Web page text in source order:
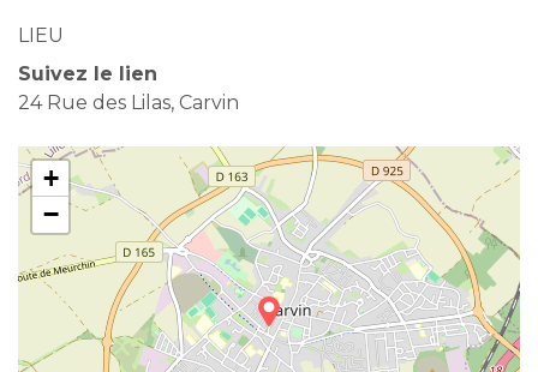
LIEU
Suivez le lien
24 Rue des Lilas, Carvin
+
−